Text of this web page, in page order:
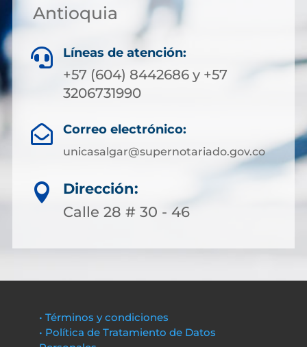
Antioquia
 Líneas de atención:
+57 (604) 8442686 y +57
3206731990
 Correo electrónico:
unicasalgar@supernotariado.gov.co

Dirección:
Calle 28 # 30 - 46
• Términos y condiciones
• Política de Tratamiento de Datos